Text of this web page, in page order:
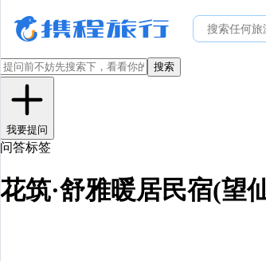
搜索
我要提问
问答标签
花筑·舒雅暖居民宿(望